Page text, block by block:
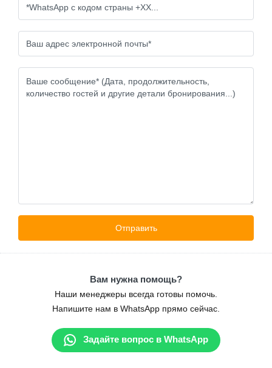
Вам нужна помощь?
Наши менеджеры всегда готовы помочь.
Напишите нам в WhatsApp прямо сейчас.
Задайте вопрос в WhatsApp